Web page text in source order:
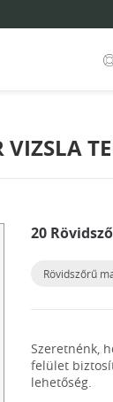
20
Rövidszőrű
Szeretnénk,
felület
lehetőség.